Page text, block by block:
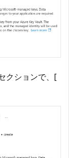
クションで、[